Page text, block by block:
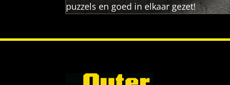
puzzels en goed in elkaar gezet!